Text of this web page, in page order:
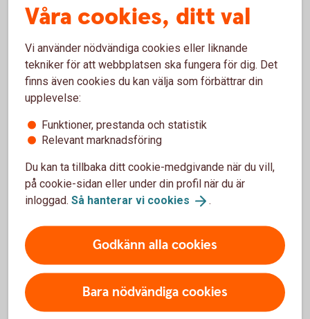
Hjälp att flytta tjänstepension
Vill du samla din pension hos oss och få en bättre
överblick? Vi kan inte flytta din tjänstepension åt dig,
kontakta oss på telefon eller besöka ett bankkontor.
Ring 0771-12 20 00 så hjälper vi dig flytta
tjänstepensionen
Hitta ett
Våra cookies, ditt val
Vi använder nödvändiga cookies eller liknande
tekniker för att webbplatsen ska fungera för dig. Det
finns även cookies du kan välja som förbättrar din
upplevelse:
Funktioner, prestanda och statistik
Relevant marknadsföring
Du kan ta tillbaka ditt cookie-medgivande när du vill,
på cookie-sidan eller under din profil när du är
inloggad. Så hanterar vi cookies .
Godkänn alla cookies
Bara nödvändiga cookies